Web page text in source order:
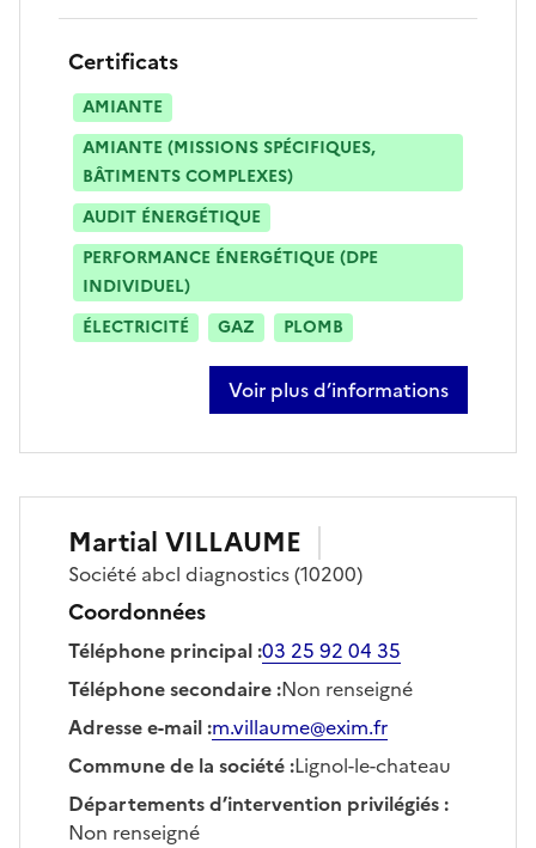
Certificats
AMIANTE
AMIANTE (MISSIONS SPÉCIFIQUES,
BÂTIMENTS COMPLEXES)
AUDIT ÉNERGÉTIQUE
PERFORMANCE ÉNERGÉTIQUE (DPE
INDIVIDUEL)
ÉLECTRICITÉ
GAZ PLOMB
Voir plus d’informations
sur stéphane derepas
Martial VILLAUME
Société abcl diagnostics(10200)
Coordonnées
Téléphone principal:03 25 92 04 35
Téléphone secondaire:Non renseigné
Adresse e-mail:m.villaume@exim.fr
Commune de la société:Lignol-le-chateau
Départements d’intervention privilégiés:
Non renseigné